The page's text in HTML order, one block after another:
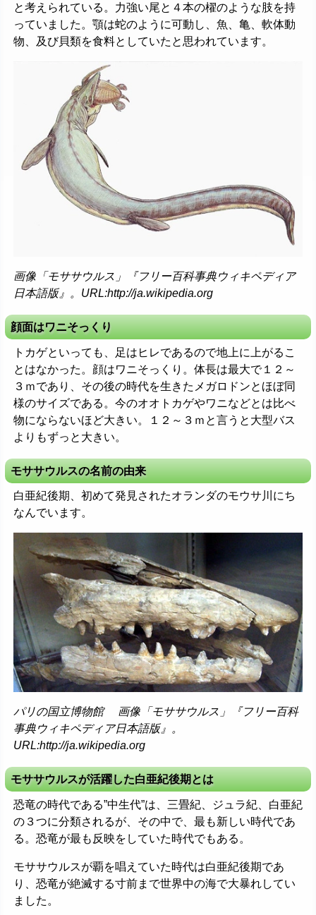
と考えられている。力強い尾と４本の櫂のような肢を持
っていました。顎は蛇のように可動し、魚、亀、軟体動
物、及び貝類を食料としていたと思われています。
画像「モササウルス」『フリー百科事典ウィキペディア
日本語版』。URL:http://ja.wikipedia.org
顔面はワニそっくり
トカゲといっても、足はヒレであるので地上に上がるこ
とはなかった。顔はワニそっくり。体長は最大で１２～
３ｍであり、その後の時代を生きたメガロドンとほぼ同
様のサイズである。今のオオトカゲやワニなどとは比べ
物にならないほど大きい。１２～３ｍと言うと大型バス
よりもずっと大きい。
モササウルスの名前の由来
白亜紀後期、初めて発見されたオランダのモウサ川にち
なんでいます。
パリの国立博物館 画像「モササウルス」『フリー百科
事典ウィキペディア日本語版』。
URL:http://ja.wikipedia.org
モササウルスが活躍した白亜紀後期とは
恐竜の時代である”中生代”は、三畳紀、ジュラ紀、白亜紀
の３つに分類されるが、その中で、最も新しい時代であ
る。恐竜が最も反映をしていた時代でもある。
モササウルスが覇を唱えていた時代は白亜紀後期であ
り、恐竜が絶滅する寸前まで世界中の海で大暴れしてい
ました。